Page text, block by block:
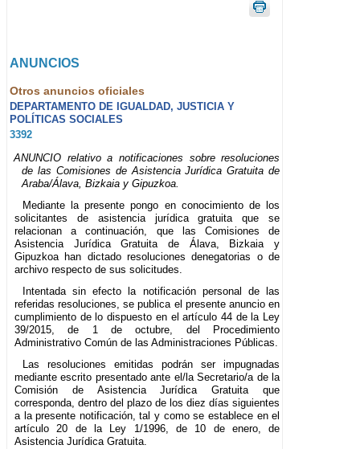
ANUNCIOS
Otros anuncios oficiales
DEPARTAMENTO DE IGUALDAD, JUSTICIA Y
POLÍTICAS SOCIALES
3392
ANUNCIO relativo a notificaciones sobre resoluciones
de las Comisiones de Asistencia Jurídica Gratuita de
Araba/Álava, Bizkaia y Gipuzkoa.
Mediante la presente pongo en conocimiento de los
solicitantes de asistencia jurídica gratuita que se
relacionan a continuación, que las Comisiones de
Asistencia Jurídica Gratuita de Álava, Bizkaia y
Gipuzkoa han dictado resoluciones denegatorias o de
archivo respecto de sus solicitudes.
Intentada sin efecto la notificación personal de las
referidas resoluciones, se publica el presente anuncio en
cumplimiento de lo dispuesto en el artículo 44 de la Ley
39/2015, de 1 de octubre, del Procedimiento
Administrativo Común de las Administraciones Públicas.
Las resoluciones emitidas podrán ser impugnadas
mediante escrito presentado ante el/la Secretario/a de la
Comisión de Asistencia Jurídica Gratuita que
corresponda, dentro del plazo de los diez días siguientes
a la presente notificación, tal y como se establece en el
artículo 20 de la Ley 1/1996, de 10 de enero, de
Asistencia Jurídica Gratuita.